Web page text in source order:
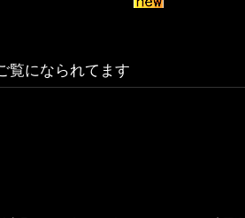
覧になられてます